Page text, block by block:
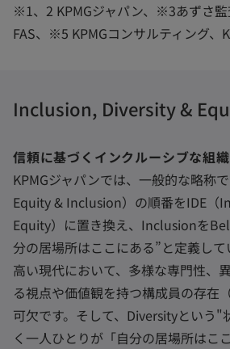
※1、2 KPMGジャパン、※3あずさ
FAS、※5 KPMGコンサルティング、
Inclusion, Diversity &
信頼に基づくインクルーシブな組
KPMGジャパンでは、一般的な略称
Equity & Inclusion）の順番をIDE（
Equity）に置き換え、Inclusionを
分の居場所はここにある”と定義し
高い現代において、多様な専門性、
る視点や価値観を持つ構成員の存在
可欠です。そして、Diversityという"
く一人ひとりが「自分の居場所はこ